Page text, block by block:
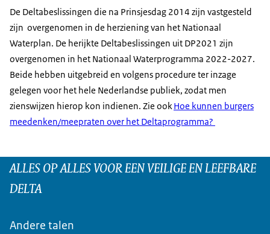
De Deltabeslissingen die na Prinsjesdag 2014 zijn vastgesteld
zijn overgenomen in de herziening van het Nationaal
Waterplan. De herijkte Deltabeslissingen uit DP2021 zijn
overgenomen in het Nationaal Waterprogramma 2022-2027.
Beide hebben uitgebreid en volgens procedure ter inzage
gelegen voor het hele Nederlandse publiek, zodat men
zienswijzen hierop kon indienen. Zie ookHoe kunnen burgers
meedenken/meepraten over het Deltaprogramma?
ALLES OP ALLES VOOR EEN VEILIGE EN LEEFBARE
DELTA
Andere talen